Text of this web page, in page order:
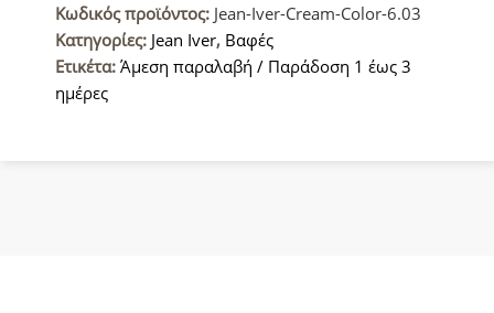
μαλλιών
6.03
Ξανθό
Σκούρο
Κωδικός προϊόντος: Jean-Iver-Cream-Color-6.03
Κατηγορίες: Jean Iver, Βαφές
Ετικέτα: Άμεση παραλαβή / Παράδοση 1 έως 3
ημέρες